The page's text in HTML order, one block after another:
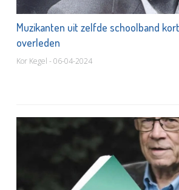
Muzikanten uit zelfde schoolband
overleden
Kor Kegel - 06-04-2024